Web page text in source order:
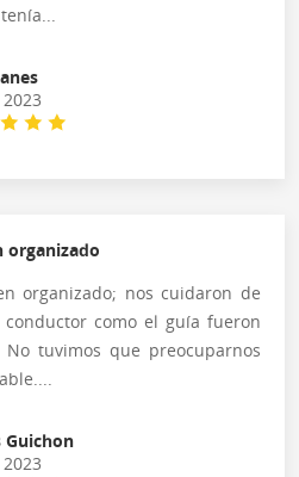
organizado
organizado; nos cuidaron de
como el guía fueron
tuvimos que preocuparnos
Guichon